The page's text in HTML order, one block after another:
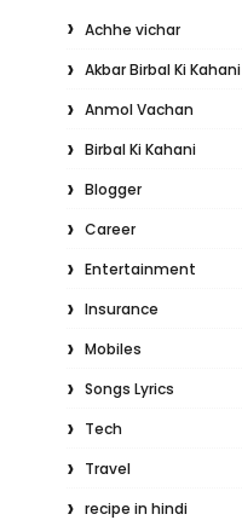
Achhe vichar
Akbar Birbal Ki Kahani
Anmol Vachan
Birbal Ki Kahani
Blogger
Career
Entertainment
Insurance
Mobiles
Songs Lyrics
Tech
Travel
recipe in hindi